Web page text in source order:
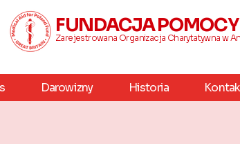
FUNDACJA
Zarejestrowana Organizacja Charytatywna w
Darowizny Historia